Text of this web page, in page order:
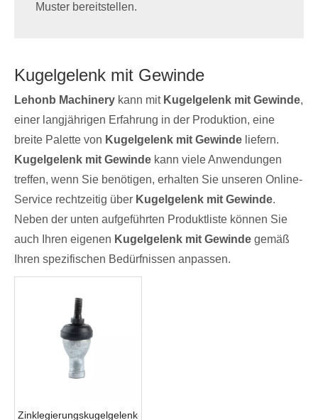
Muster bereitstellen.
Kugelgelenk mit Gewinde
Lehonb Machinery kann mit Kugelgelenk mit Gewinde,
einer langjährigen Erfahrung in der Produktion, eine
breite Palette von Kugelgelenk mit Gewinde liefern.
Kugelgelenk mit Gewinde kann viele Anwendungen
treffen, wenn Sie benötigen, erhalten Sie unseren Online-
Service rechtzeitig über Kugelgelenk mit Gewinde.
Neben der unten aufgeführten Produktliste können Sie
auch Ihren eigenen Kugelgelenk mit Gewinde gemäß
Ihren spezifischen Bedürfnissen anpassen.
Zinklegierungskugelgelenk-